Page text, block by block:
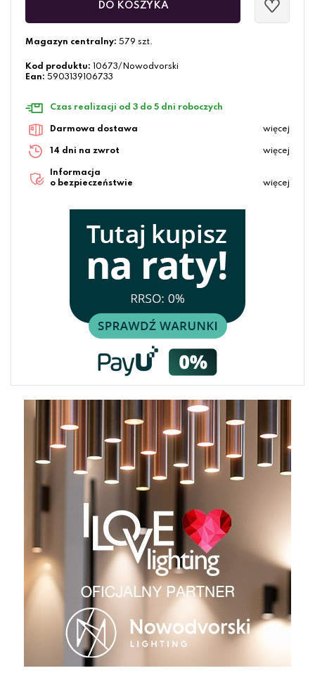
DO KOSZYKA
Magazyn centralny: 579 szt.
Kod produktu:
10673/Nowodvorski
Ean: 5903139106733
Czas realizacji od 3 do 5 dni roboczych
Darmowa dostawa więcej
14 dni na zwrot więcej
Informacja
o bezpieczeństwie
więcej